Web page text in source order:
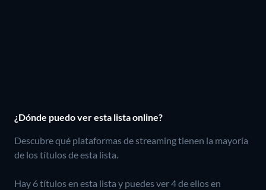
¿Dónde puedo ver esta lista online?
Descubre qué plataformas de streaming tienen la mayoría
de los títulos de esta lista.
Hay 6 títulos en esta lista y puedes ver 4 de ellos en